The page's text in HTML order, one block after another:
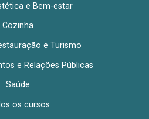
e Bem-estar
Cozinha
e Turismo
e Relações Públicas
Saúde
os cursos